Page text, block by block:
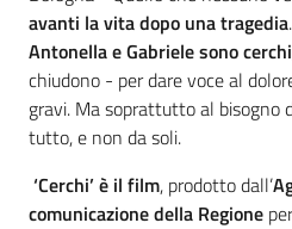
avanti la vita dopo una tragedia
Antonella e Gabriele sono cerchi
chiudono - per dare voce al
gravi. Ma soprattutto al bisogno
tutto, e non da soli.
‘Cerchi’ è il film, prodotto dall’
comunicazione della Regione